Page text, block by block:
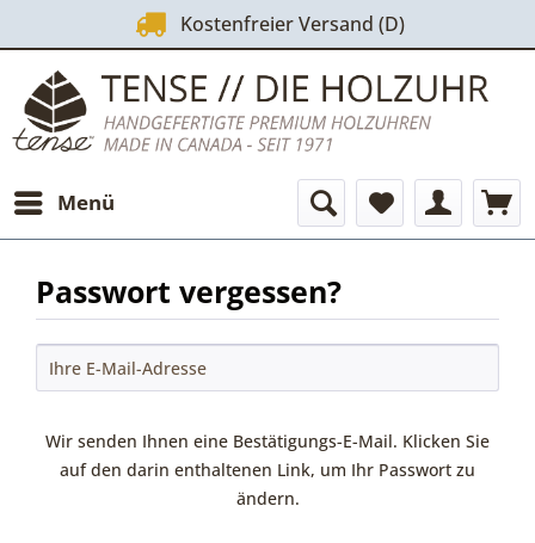
Kostenfreier Versand (D)
Menü
Passwort vergessen?
Wir senden Ihnen eine Bestätigungs-E-Mail. Klicken Sie
auf den darin enthaltenen Link, um Ihr Passwort zu
ändern.